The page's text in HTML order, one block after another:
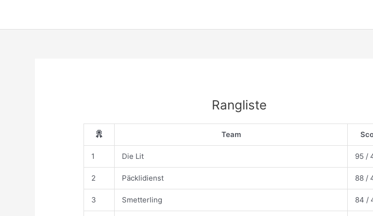
content
Rangliste
Team
1 Die Lit 95 /
2 Päcklidienst 88 /
3 Smetterling 84 /